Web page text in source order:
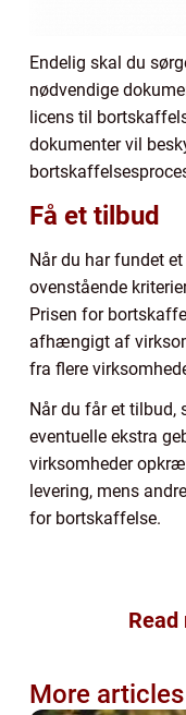
Endelig skal du
nødvendige
licens til
dokumenter vil
Få et tilbud
Når du har fundet
ovenstående
Prisen for
afhængigt af
fra flere
Når du får et tilbud,
eventuelle ekstra
virksomheder
levering, mens
for bortskaffelse.
More articles